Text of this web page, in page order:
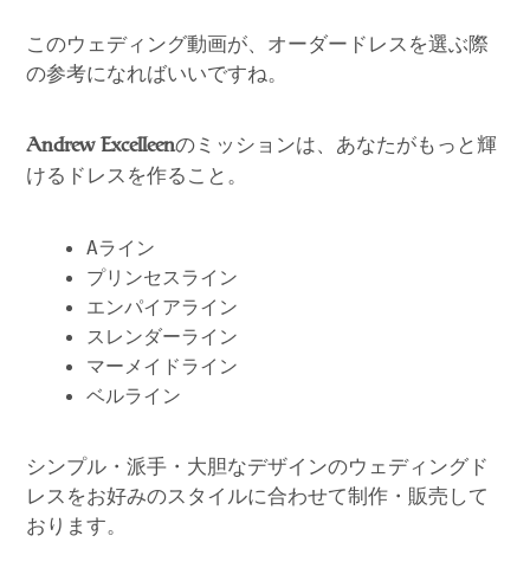
このウェディング動画が、オーダードレスを選ぶ際
の参考になればいいですね。
Andrew Excelleenのミッションは、あなたがもっと輝
けるドレスを作ること。
Aライン
プリンセスライン
エンパイアライン
スレンダーライン
マーメイドライン
ベルライン
シンプル・派手・大胆なデザインのウェディングド
レスをお好みのスタイルに合わせて制作・販売して
おります。